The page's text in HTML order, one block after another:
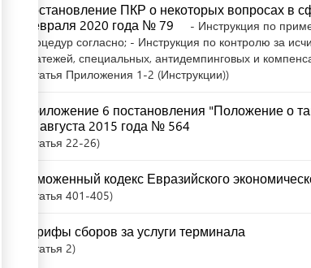
Постановление ПКР о некоторых вопросах в
февраля 2020 года № 79
- Инструкция по
процедур согласно; - Инструкция по контролю за
платежей, специальных, антидемпинговых и
Статья Приложения 1-2 (Инструкции)
Приложение 6 постановления "Положение о
10 августа 2015 года № 564
Статья 22-26
Таможенный кодекс Евразийского
Статья 401-405
Тарифы сборов за услуги терминала
Статья 2